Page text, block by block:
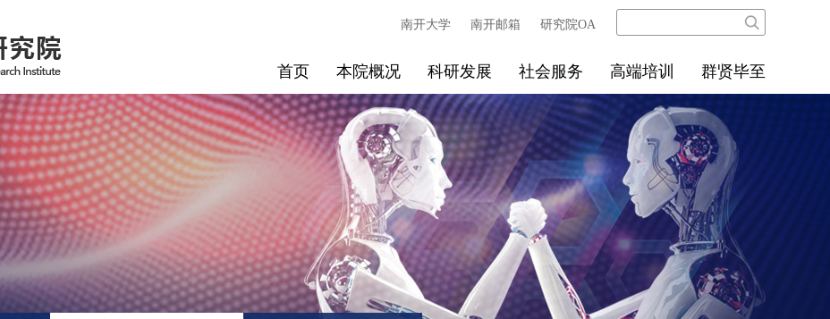
南开大学 南开邮箱 研究院OA
首页 本院概况 科研发展 社会服务 高端培训 群贤毕至